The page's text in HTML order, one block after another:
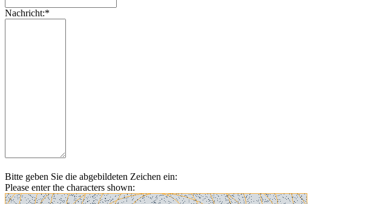
Nachricht:*
Bitte geben Sie die abgebildeten Zeichen ein:
Please enter the characters shown: